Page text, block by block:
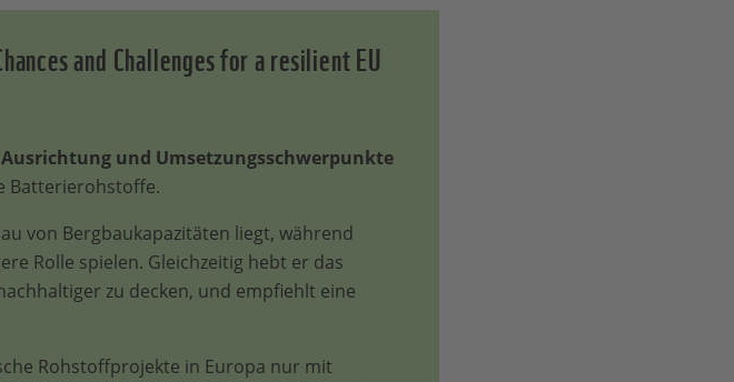
and Challenges for a resilient EU
Ausrichtung und Umsetzungsschwerpunkte
Batterierohstoffe.
von Bergbaukapazitäten liegt, während
Rolle spielen. Gleichzeitig hebt er das
zu decken, und empfiehlt eine
Rohstoffprojekte in Europa nur mit